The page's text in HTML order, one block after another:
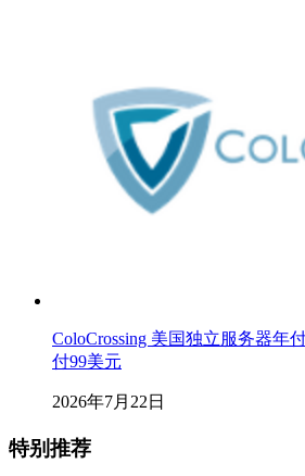
ColoCrossing 美国独立服务器年
付99美元
2026年7月22日
特别推荐